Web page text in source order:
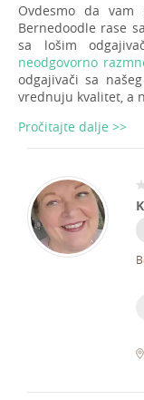
Ovdesmo da vam
Bernedoodle rase
sa lošim
neodgovorno
odgajivači sa
vrednuju kvalitet, a
Pročitajte dalje >>